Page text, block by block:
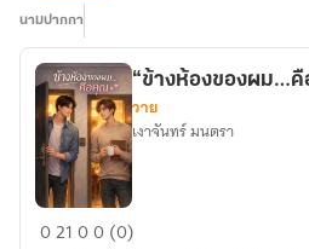
นามปากกา
“ข้าง
“ข้างห้องของผม…
วาย
เงาจันทร์ มนตรา
02100 (0)